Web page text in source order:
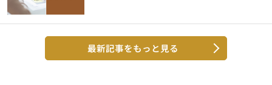
最新記事をもっと見る